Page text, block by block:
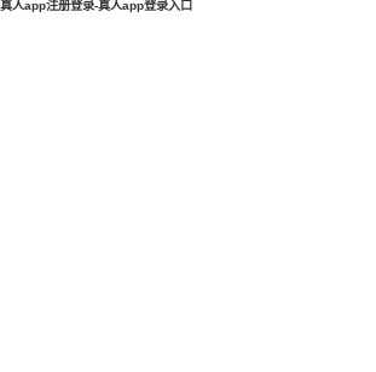
真人app注册登录-真人app登录入口